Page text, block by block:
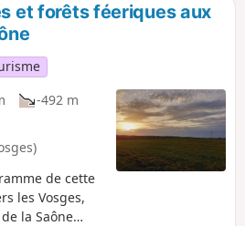
et forêts féeriques aux
-492 m
de cette
les Vosges,
la Saône